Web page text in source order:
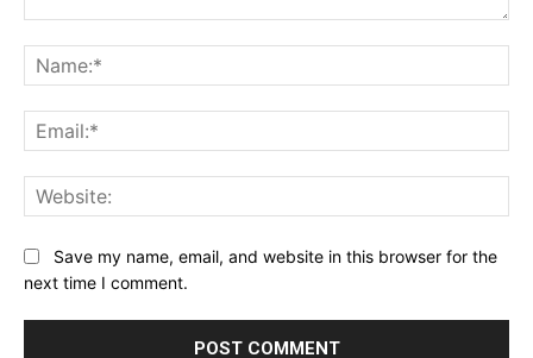
Save my name, email, and website in this browser for the
next time I comment.